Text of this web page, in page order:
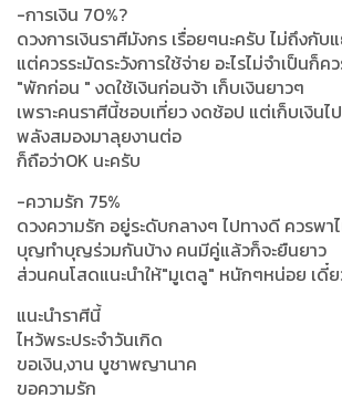
-การเงิน 70%?
ดวงการเงินราศีมังกร เรื่อยๆนะครับ ไม่ถึงกับ
แต่ควรระมัดระวังการใช้จ่าย อะไรไม่จำเป็นก็ค
"พักก่อน " งดใช้เงินก่อนจ้า เก็บเงินยาวๆ
เพราะคนราศีนี้ชอบเที่ยว งดช้อป แต่เก็บเงิน
พลังสมองมาลุยงานต่อ
ก็ถือว่าOK นะครับ
-ความรัก 75%
ดวงความรัก อยู่ระดับกลางๆ ไปทางดี ควรพา
บุญทำบุญร่วมกันบ้าง คนมีคู่แล้วก็จะยืนยาว
ส่วนคนโสดแนะนำให้"มูเตลู" หนักๆหน่อย เดี๋
แนะนำราศีนี้
ไหว้พระประจำวันเกิด
ขอเงิน,งาน บูชาพญานาค
ขอความรัก